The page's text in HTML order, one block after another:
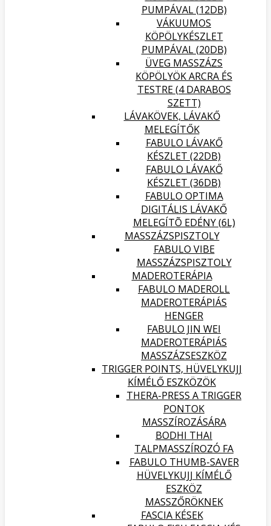
PUMPÁVAL (12DB)
VÁKUUMOS
KÖPÖLYKÉSZLET
PUMPÁVAL (20DB)
ÜVEG MASSZÁZS
KÖPÖLYÖK ARCRA ÉS
TESTRE (4 DARABOS
SZETT)
LÁVAKÖVEK, LÁVAKŐ
MELEGÍTŐK
FABULO LÁVAKŐ
KÉSZLET (22DB)
FABULO LÁVAKŐ
KÉSZLET (36DB)
FABULO OPTIMA
DIGITÁLIS LÁVAKŐ
MELEGÍTÕ EDÉNY (6L)
MASSZÁZSPISZTOLY
FABULO VIBE
MASSZÁZSPISZTOLY
MADEROTERÁPIA
FABULO MADEROLL
MADEROTERÁPIÁS
HENGER
FABULO JIN WEI
MADEROTERÁPIÁS
MASSZÁZSESZKÖZ
TRIGGER POINTS, HÜVELYKUJJ
KÍMÉLŐ ESZKÖZÖK
THERA-PRESS A TRIGGER
PONTOK
MASSZÍROZÁSÁRA
BODHI THAI
TALPMASSZÍROZÓ FA
FABULO THUMB-SAVER
HÜVELYKUJJ KÍMÉLŐ
ESZKÖZ
MASSZŐRÖKNEK
FASCIA KÉSEK